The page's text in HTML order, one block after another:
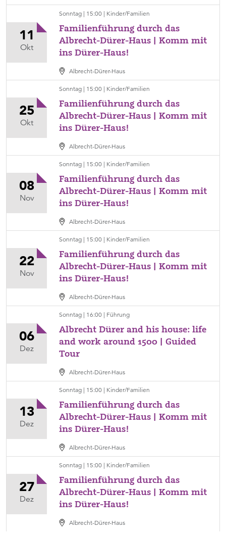
Ort
Albrecht-
Dürer-
Haus,
Kategorie
Kinder/Familien
Sonntag,
11
Okt
Sonntag | 15:00 | Kinder/Familien
Familienführung durch das
Albrecht-Dürer-Haus | Komm mit
ins Dürer-Haus!
Albrecht-Dürer-Haus
Ort
Albrecht-
Dürer-
Haus,
Kategorie
Kinder/Familien
Sonntag,
25
Okt
Sonntag | 15:00 | Kinder/Familien
Familienführung durch das
Albrecht-Dürer-Haus | Komm mit
ins Dürer-Haus!
Albrecht-Dürer-Haus
Ort
Albrecht-
Dürer-
Haus,
Kategorie
Kinder/Familien
Sonntag,
08
Nov
Sonntag | 15:00 | Kinder/Familien
Familienführung durch das
Albrecht-Dürer-Haus | Komm mit
ins Dürer-Haus!
Albrecht-Dürer-Haus
Ort
Albrecht-
Dürer-
Haus,
Kategorie
Kinder/Familien
Sonntag,
22
Nov
Sonntag | 15:00 | Kinder/Familien
Familienführung durch das
Albrecht-Dürer-Haus | Komm mit
ins Dürer-Haus!
Albrecht-Dürer-Haus
Ort
Albrecht-
Dürer-
Haus,
Kategorie
Kinder/Familien
Sonntag,
06
Dez
Sonntag | 16:00 | Führung
Albrecht Dürer and his house: life
and work around 1500 | Guided
Tour
Albrecht-Dürer-Haus
Ort
Albrecht-
Dürer-
Haus,
Kategorie
Führung
Sonntag,
13
Dez
Sonntag | 15:00 | Kinder/Familien
Familienführung durch das
Albrecht-Dürer-Haus | Komm mit
ins Dürer-Haus!
Albrecht-Dürer-Haus
Ort
Albrecht-
Dürer-
Haus,
Kategorie
Kinder/Familien
Sonntag,
27
Dez
Sonntag | 15:00 | Kinder/Familien
Familienführung durch das
Albrecht-Dürer-Haus | Komm mit
ins Dürer-Haus!
Albrecht-Dürer-Haus